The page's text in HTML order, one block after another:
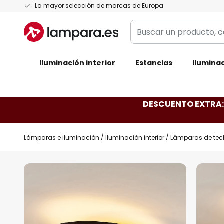
La mayor selección de marcas de Europa
Ir
contenido
Buscar
un
categoría,
Iluminación interior Estancias
DESCUENTO
Lámparas e iluminación Iluminación interior Lámparas de
Saltar